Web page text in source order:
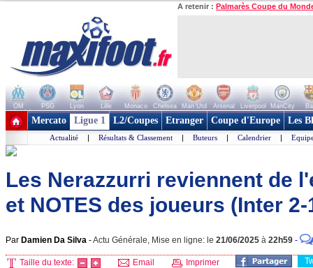
A retenir : Palmarès Coupe du
OM PSG Lyon Lille Monaco Chelsea Man Utd Arsenal Liverpool ManCity
+ de clubs
Mercato Ligue 1 L2/Coupes Etranger Coupe d'Europe Les
Actualité | Résultats & Classement | Buteurs | Calendrier |
Les Nerazzurri reviennent de
et NOTES des joueurs (Inter
Par Damien Da Silva -Actu Générale, Mise en ligne: le 21/06/2025 à 22h59 -
Taille du texte: Email Imprimer